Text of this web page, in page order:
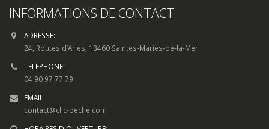
INFORMATIONS DE CONTACT
ADRESSE:
24, Routes d’Arles, 13460 Saintes-Maries-de-la-Mer
TELEPHONE:
04 90 97 77 79
EMAIL:
contact@clic-peche.com